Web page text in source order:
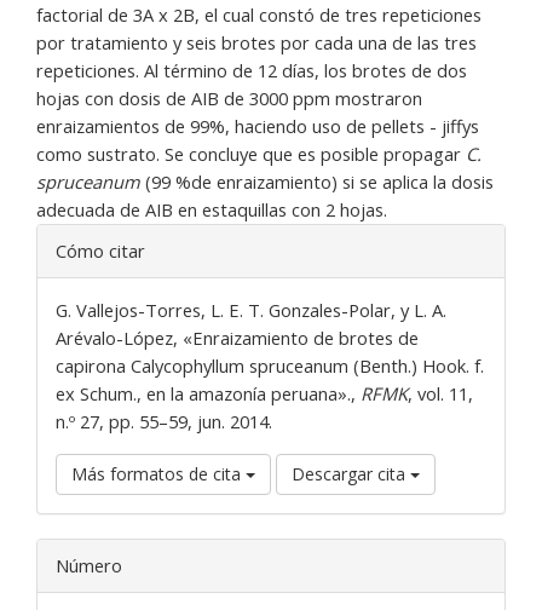
factorial de 3A x 2B, el cual constó de tres repeticiones
por tratamiento y seis brotes por cada una de las tres
repeticiones. Al término de 12 días, los brotes de dos
hojas con dosis de AIB de 3000 ppm mostraron
enraizamientos de 99%, haciendo uso de pellets - jiffys
como sustrato. Se concluye que es posible propagar C.
spruceanum (99 %de enraizamiento) si se aplica la dosis
adecuada de AIB en estaquillas con 2 hojas.
Detalles
del
artículo
Cómo citar
G. Vallejos-Torres, L. E. T. Gonzales-Polar, y L. A.
Arévalo-López, «Enraizamiento de brotes de
capirona Calycophyllum spruceanum (Benth.) Hook. f.
ex Schum., en la amazonía peruana»., RFMK, vol. 11,
n.º 27, pp. 55–59, jun. 2014.
Más formatos de cita Descargar cita
Número